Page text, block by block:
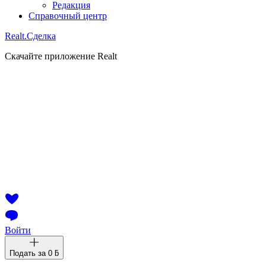
Редакция
Справочный центр
Realt.Сделка
Скачайте приложение Realt
Войти
Подать за 0 ƃ